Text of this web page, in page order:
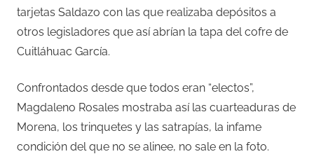
tarjetas Saldazo con las que realizaba depósitos a
otros legisladores que así abrían la tapa del cofre de
Cuitláhuac García.
Confrontados desde que todos eran “electos”,
Magdaleno Rosales mostraba así las cuarteaduras de
Morena, los trinquetes y las satrapías, la infame
condición del que no se alinee, no sale en la foto.